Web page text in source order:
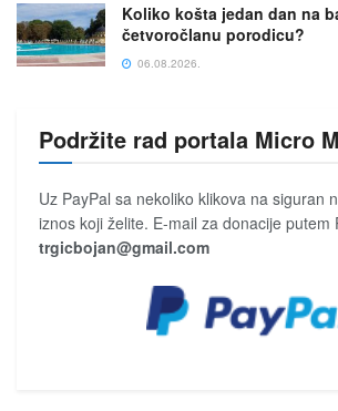
Koliko košta jedan dan na
četvoročlanu porodicu?
06.08.2026.
Podržite rad portala Micro
Uz PayPal sa nekoliko klikova na siguran
iznos koji želite. E-mail za donacije putem
trgicbojan@gmail.com